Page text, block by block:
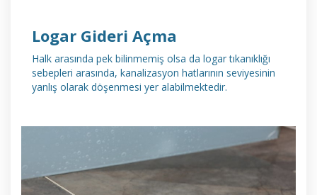
Logar Gideri Açma
Halk arasında pek bilinmemiş olsa da logar tıkanıklığı
sebepleri arasında, kanalizasyon hatlarının seviyesinin
yanlış olarak döşenmesi yer alabilmektedir.